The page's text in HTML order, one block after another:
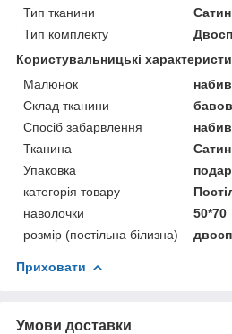
Тип тканини
Сатин
Тип комплекту
Користувальницькі
Малюнок
Склад тканини
Спосіб забарвлення
Тканина
Сатин
Упаковка
категорія товару
наволочки
50*70
розмір (постільна білизна)
Приховати
Умови доставки